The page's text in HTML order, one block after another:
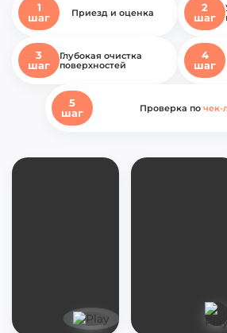
1
шаг
Приезд и оценка
2
шаг
3
шаг
Глубокая очистка
поверхностей
4
шаг
5
шаг
Проверка почек-